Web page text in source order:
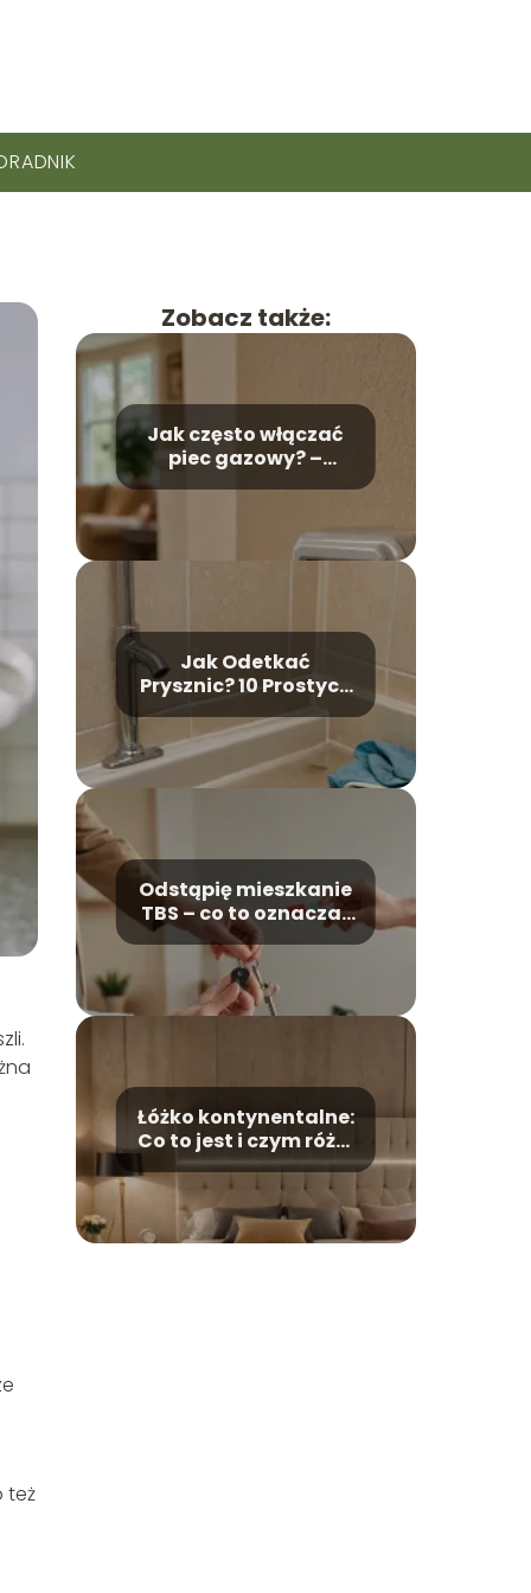
też
Zobacz także:
Jak często włączać
piec gazowy? –
Odpowiadamy na
Jak Odetkać
Prysznic? 10 Prostych
i Skutecznych Porad
Krok Po Kroku
Odstąpię mieszkanie
TBS – co to oznacza i
na co zwrócić
uwagę?
Łóżko kontynentalne:
Co to jest i czym różni
się od tradycyjnego?